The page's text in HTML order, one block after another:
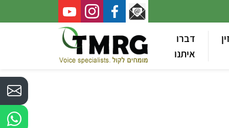
דברו
איתנו